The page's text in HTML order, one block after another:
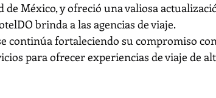
México, y ofreció una valiosa
brinda a las agencias de viaje.
continúa fortaleciendo su compromiso
para ofrecer experiencias de viaje de